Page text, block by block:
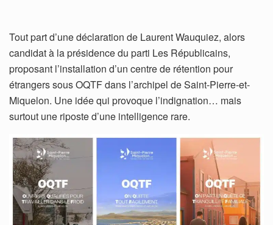
Tout part d’une déclaration de Laurent Wauquiez, alors
candidat à la présidence du parti Les Républicains,
proposant l’installation d’un centre de rétention pour
étrangers sous OQTF dans l’archipel de Saint-Pierre-et-
Miquelon. Une idée qui provoque l’indignation… mais
surtout une riposte d’une intelligence rare.